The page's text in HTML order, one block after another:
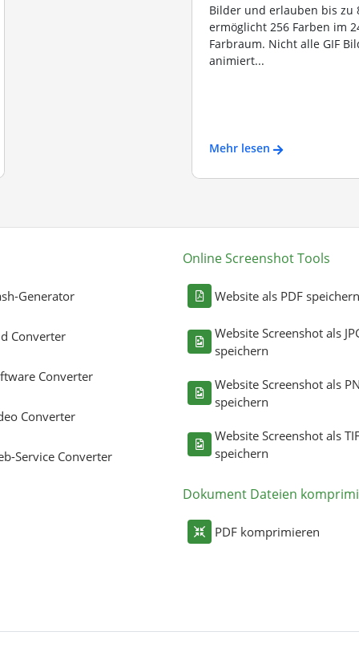
Bilder und erlauben bis zu
ermöglicht 256 Farben im
Farbraum. Nicht alle GIF
animiert...
Mehr lesen
Generator
Converter
Converter
Converter
Service Converter
Online Screenshot Tools
Website als PDF speichern
Website Screenshot als
speichern
Website Screenshot als
speichern
Website Screenshot als
speichern
Dokument Dateien
PDF komprimieren